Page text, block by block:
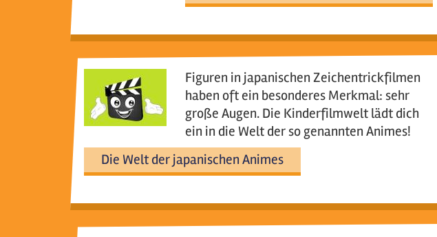
Figuren in japanischen Zeichentrickfilmen
haben oft ein besonderes Merkmal: sehr
große Augen. Die Kinderfilmwelt lädt dich
ein in die Welt der so genannten Animes!
Die Welt der japanischen Animes